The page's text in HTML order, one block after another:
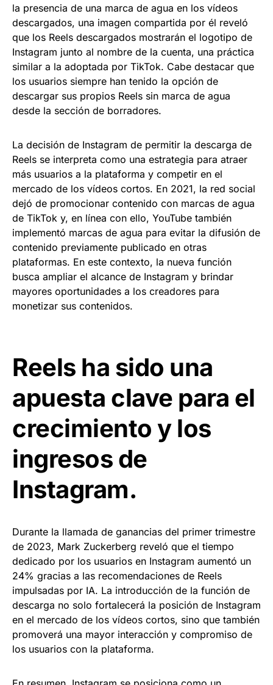
la presencia de una marca de agua en los vídeos
descargados, una imagen compartida por él reveló
que los Reels descargados mostrarán el logotipo de
Instagram junto al nombre de la cuenta, una práctica
similar a la adoptada por TikTok. Cabe destacar que
los usuarios siempre han tenido la opción de
descargar sus propios Reels sin marca de agua
desde la sección de borradores.
La decisión de Instagram de permitir la descarga de
Reels se interpreta como una estrategia para atraer
más usuarios a la plataforma y competir en el
mercado de los vídeos cortos. En 2021, la red social
dejó de promocionar contenido con marcas de agua
de TikTok y, en línea con ello, YouTube también
implementó marcas de agua para evitar la difusión de
contenido previamente publicado en otras
plataformas. En este contexto, la nueva función
busca ampliar el alcance de Instagram y brindar
mayores oportunidades a los creadores para
monetizar sus contenidos.
Reels ha sido una
apuesta clave para el
crecimiento y los
ingresos de
Instagram.
Durante la llamada de ganancias del primer trimestre
de 2023, Mark Zuckerberg reveló que el tiempo
dedicado por los usuarios en Instagram aumentó un
24% gracias a las recomendaciones de Reels
impulsadas por IA. La introducción de la función de
descarga no solo fortalecerá la posición de Instagram
en el mercado de los vídeos cortos, sino que también
promoverá una mayor interacción y compromiso de
los usuarios con la plataforma.